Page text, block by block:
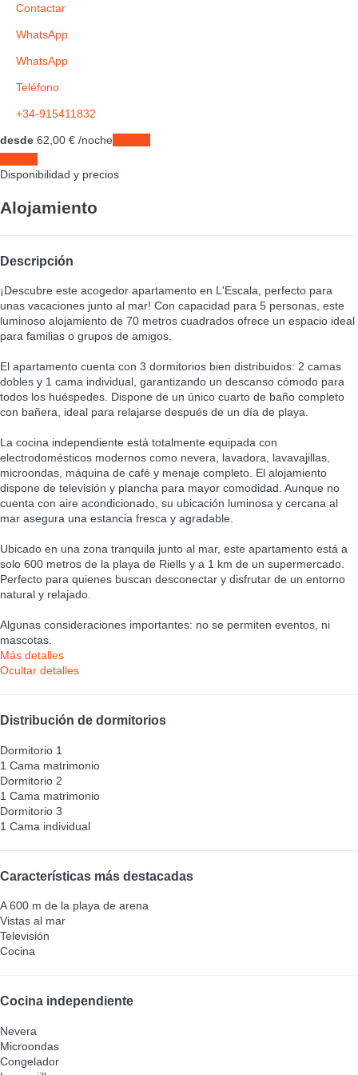
Contactar
WhatsApp
WhatsApp
Teléfono
+34-915411832
desde 62, 00 € /noche
Disponibilidad y precios
Alojamiento
Descripción
¡Descubre este acogedor apartamento en L'Escala, perfecto para
unas vacaciones junto al mar! Con capacidad para 5 personas, este
luminoso alojamiento de 70 metros cuadrados ofrece un espacio ideal
para familias o grupos de amigos.
El apartamento cuenta con 3 dormitorios bien distribuidos: 2 camas
dobles y 1 cama individual, garantizando un descanso cómodo para
todos los huéspedes. Dispone de un único cuarto de baño completo
con bañera, ideal para relajarse después de un día de playa.
La cocina independiente está totalmente equipada con
electrodomésticos modernos como nevera, lavadora, lavavajillas,
microondas, máquina de café y menaje completo. El alojamiento
dispone de televisión y plancha para mayor comodidad. Aunque no
cuenta con aire acondicionado, su ubicación luminosa y cercana al
mar asegura una estancia fresca y agradable.
Ubicado en una zona tranquila junto al mar, este apartamento está a
solo 600 metros de la playa de Riells y a 1 km de un supermercado.
Perfecto para quienes buscan desconectar y disfrutar de un entorno
natural y relajado.
Algunas consideraciones importantes: no se permiten eventos, ni
mascotas.
Más detalles
Ocultar detalles
Distribución de dormitorios
Dormitorio 1
1 Cama matrimonio
Dormitorio 2
1 Cama matrimonio
Dormitorio 3
1 Cama individual
Características más destacadas
A 600 m de la playa de arena
Vistas al mar
Televisión
Cocina
Cocina independiente
Nevera
Microondas
Congelador